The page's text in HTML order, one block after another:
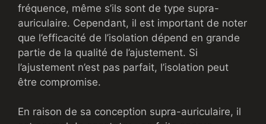
fréquence, même s’ils sont de type supra-
auriculaire. Cependant, il est important de noter
que l’efficacité de l’isolation dépend en grande
partie de la qualité de l’ajustement. Si
l’ajustement n’est pas parfait, l’isolation peut
être compromise.
En raison de sa conception supra-auriculaire, il